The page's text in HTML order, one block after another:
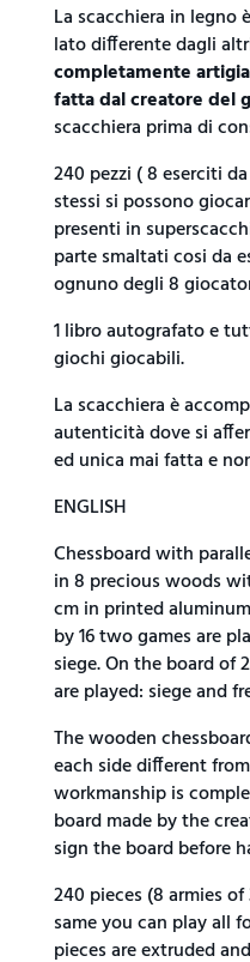
La scacchiera in legno
lato differente dagli
completamente
fatta dal creatore del
scacchiera prima di
240 pezzi ( 8 eserciti
stessi si possono
presenti in
parte smaltati cosi da
ognuno degli 8
1 libro autografato e
giochi giocabili.
La scacchiera è
autenticità dove si
ed unica mai fatta e
ENGLISH
Chessboard with
in 8 precious woods
cm in printed
by 16 two games are
siege. On the board of
are played: siege and
The wooden
each side different
workmanship is
board made by the
sign the board before
240 pieces (8 armies
same you can play all
pieces are extruded